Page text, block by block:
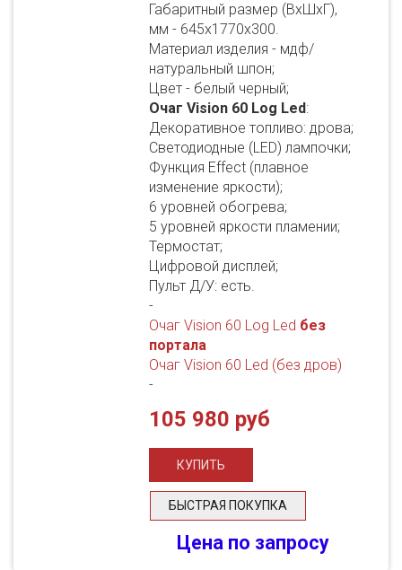
Габаритный размер (ВхШхГ),
мм - 645х1770х300.
Материал изделия - мдф/
натуральный шпон;
Цвет - белый черный;
Очаг Vision 60 Log Led:
Декоративное топливо: дрова;
Светодиодные (LED) лампочки;
Функция Effect (плавное
изменение яркости);
6 уровней обогрева;
5 уровней яркости пламении;
Термостат;
Цифровой дисплей;
Пульт Д/У: есть.
-
Очаг Vision 60 Log Led без
портала
Очаг Vision 60 Led (без дров)
-
105 980 руб
БЫСТРАЯ ПОКУПКА
Цена по запросу